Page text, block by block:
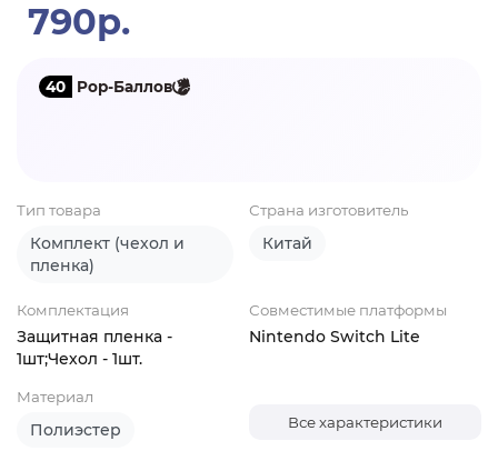
790р.
40 Pop-Баллов
Тип товара
Комплект (чехол и
пленка)
Страна изготовитель
Китай
Комплектация
Защитная пленка -
1шт;Чехол - 1шт.
Совместимые платформы
Nintendo Switch Lite
Материал
Полиэстер Все характеристики